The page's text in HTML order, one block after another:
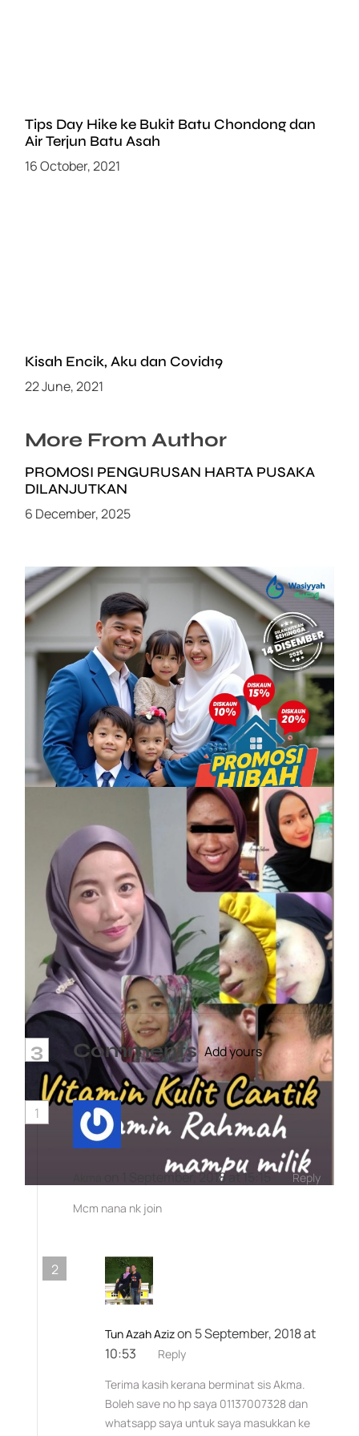
Tips Day Hike ke Bukit Batu Chondong dan
Air Terjun Batu Asah
16 October, 2021
Kisah Encik, Aku dan Covid19
22 June, 2021
More From Author
PROMOSI PENGURUSAN HARTA PUSAKA
DILANJUTKAN
6 December, 2025
PROMOSI HIBAH DILANJUTKAN
6 December, 2025
Vitamin Kulit Cantik kini Vitamin Rahmah
mampu milik
7 April, 2023
3 Comments Add yours
1
on 1 September, 2018 at 15:15
Reply
Mcm nana nk join
2
Tun Azah Azizon 5 September, 2018 at
10:53
Reply
Terima kasih kerana berminat sis Akma.
Boleh save no hp saya 01137007328 dan
whatsapp saya untuk saya masukkan ke